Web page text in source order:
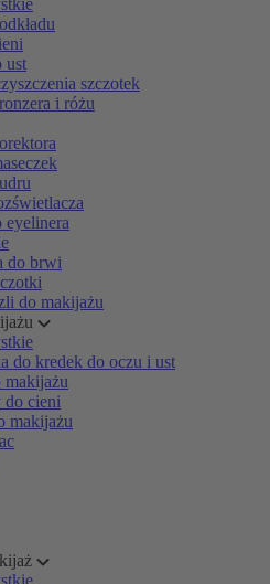
ust
szczotek
i różu
eyelinera
do brwi
do makijażu
do kredek do oczu i ust
makijażu
do cieni
makijażu